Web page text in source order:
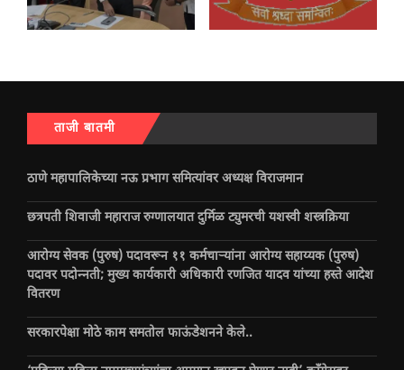
ताजी बातमी
ठाणे महापालिकेच्या नऊ प्रभाग समित्यांवर अध्यक्ष विराजमान
छत्रपती शिवाजी महाराज रुग्णालयात दुर्मिळ ट्युमरची यशस्वी शस्त्रक्रिया
आरोग्य सेवक (पुरुष) पदावरून ११ कर्मचाऱ्यांना आरोग्य सहाय्यक (पुरुष)
पदावर पदोन्नती; मुख्य कार्यकारी अधिकारी रणजित यादव यांच्या हस्ते आदेश
वितरण
सरकारपेक्षा मोठे काम समतोल फाऊंडेशनने केले..